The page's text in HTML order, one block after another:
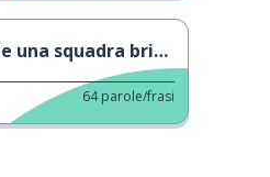
squadra britannica
64 parole/frasi